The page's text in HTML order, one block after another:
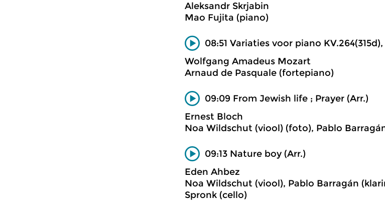
Aleksandr Skrjabin
Mao Fujita (piano)
08:51 Variaties voor piano
Wolfgang Amadeus Mozart
Arnaud de Pasquale (fortepiano)
09:09 From Jewish life ; Prayer (Arr.)
Ernest Bloch
Noa Wildschut (viool) (foto), Pablo
09:13 Nature boy (Arr.)
Eden Ahbez
Noa Wildschut (viool), Pablo Barragán
Spronk (cello)